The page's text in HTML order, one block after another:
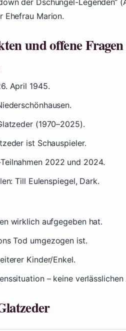
Ehefrau Marion.
und offene Fragen
April 1945.
(1970–2025).
ist Schauspieler.
2022 und 2024.
Till Eulenspiegel, Dark.
wirklich aufgegeben hat.
Tod umgezogen ist.
Kinder/Enkel.
– keine verlässlichen